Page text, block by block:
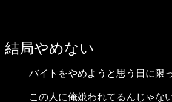
結局やめない
バイトをやめようと思う日に限
この人に俺嫌われてるんじゃな